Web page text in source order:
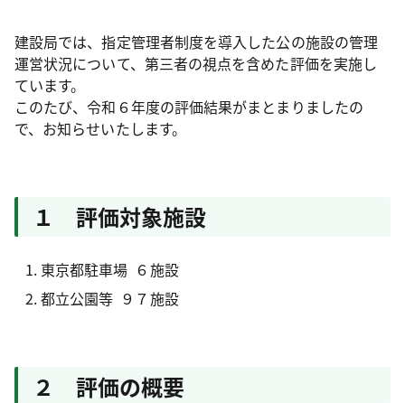
建設局では、指定管理者制度を導入した公の施設の管理
運営状況について、第三者の視点を含めた評価を実施し
ています。
このたび、令和６年度の評価結果がまとまりましたの
で、お知らせいたします。
１ 評価対象施設
東京都駐車場 ６施設
都立公園等 ９７施設
２ 評価の概要